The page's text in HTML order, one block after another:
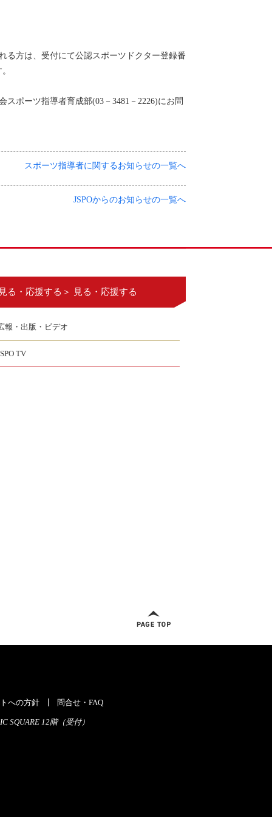
る方は、受付にて公認スポーツドクター登録番
ポーツ指導者育成部(03－3481－2226)にお問
スポーツ指導者に関するお知らせの一覧へ
JSPOからのお知らせの一覧へ
る・応援する＞ 見る・応援する
報・出版・ビデオ
TV
への方針 問合せ・FAQ
SQUARE 12階（受付）